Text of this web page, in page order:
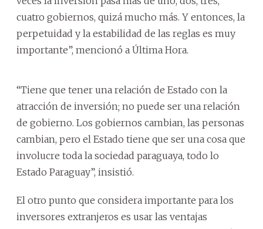
cuatro gobiernos, quizá mucho más. Y entonces, la
perpetuidad y la estabilidad de las reglas es muy
importante”, mencionó a Última Hora.
“Tiene que tener una relación de Estado con la
atracción de inversión; no puede ser una relación
de gobierno. Los gobiernos cambian, las personas
cambian, pero el Estado tiene que ser una cosa que
involucre toda la sociedad paraguaya, todo lo
Estado Paraguay”, insistió.
El otro punto que considera importante para los
inversores extranjeros es usar las ventajas